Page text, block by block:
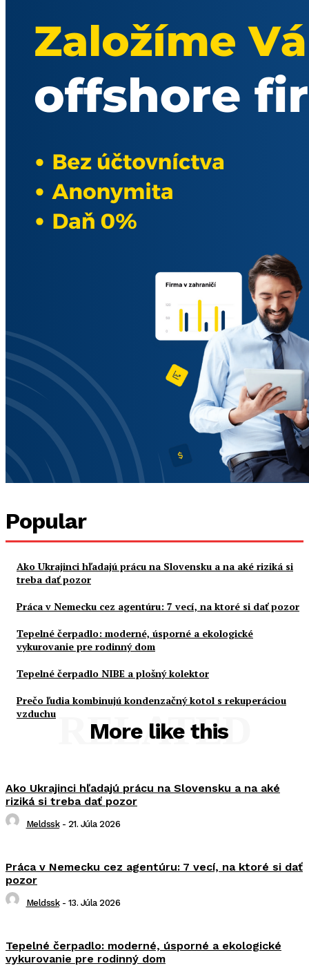
Popular
Ako Ukrajinci hľadajú prácu na Slovensku a na aké riziká si
treba dať pozor
Práca v Nemecku cez agentúru: 7 vecí, na ktoré si dať pozor
Tepelné čerpadlo: moderné, úsporné a ekologické
vykurovanie pre rodinný dom
Tepelné čerpadlo NIBE a plošný kolektor
Prečo ľudia kombinujú kondenzačný kotol s rekuperáciou
vzduchu
More like this
RELATED
Ako Ukrajinci hľadajú prácu na Slovensku a na aké
riziká si treba dať pozor
Meldssk - 21. Júla 2026
Práca v Nemecku cez agentúru: 7 vecí, na ktoré si dať
pozor
Meldssk - 13. Júla 2026
Tepelné čerpadlo: moderné, úsporné a ekologické
vykurovanie pre rodinný dom